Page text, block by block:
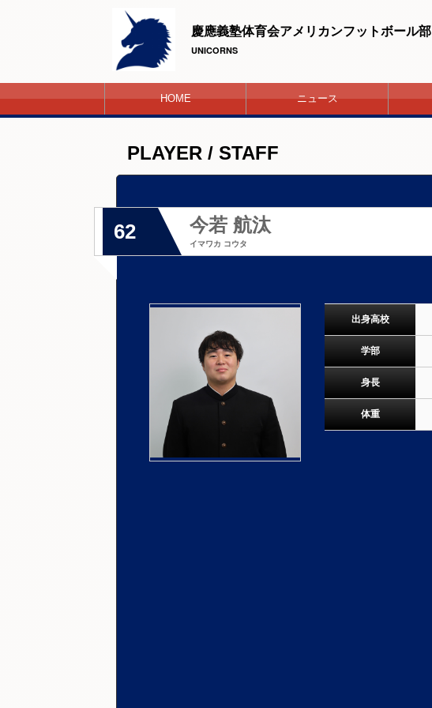
慶應義塾体育会アメリカンフットボール部
UNICORNS
HOME ニュース
PLAYER / STAFF
62 今若 航汰
イマワカ コウタ
出身高校
学部
身長
体重